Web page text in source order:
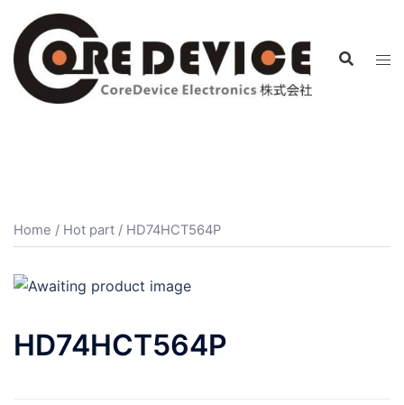
Home / Hot part / HD74HCT564P
HD74HCT564P